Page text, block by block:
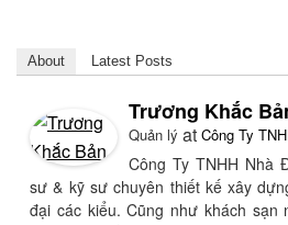
About Latest Posts
Trương Khắc
Quản lý at Công Ty
Công Ty TNHH Nhà
sư & kỹ sư chuyên thiết kế xây
đại các kiểu. Cũng như khách sạn